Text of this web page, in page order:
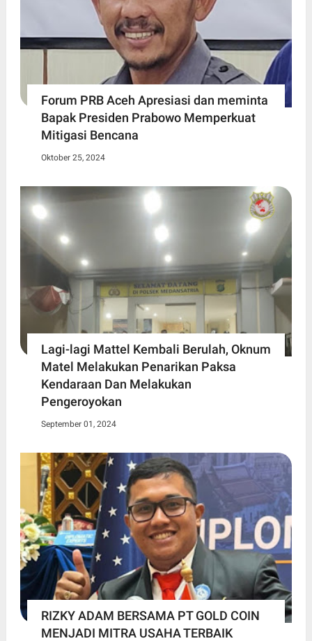
Forum PRB Aceh Apresiasi dan meminta
Bapak Presiden Prabowo Memperkuat
Mitigasi Bencana
Oktober 25, 2024
Lagi-lagi Mattel Kembali Berulah, Oknum
Matel Melakukan Penarikan Paksa
Kendaraan Dan Melakukan
Pengeroyokan
September 01, 2024
RIZKY ADAM BERSAMA PT GOLD COIN
MENJADI MITRA USAHA TERBAIK